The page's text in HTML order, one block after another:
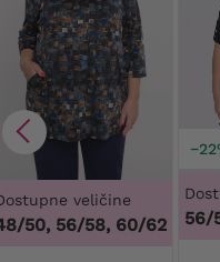
veličine
50, 56/58, 60/62 56/